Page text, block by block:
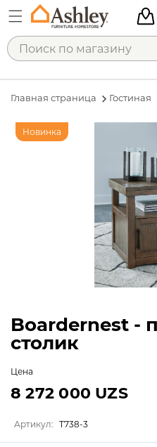
Главная страница Гостиная
Новинка
Boardernest -
столик
Цена
8 272 000 UZS
Артикул: T738-3